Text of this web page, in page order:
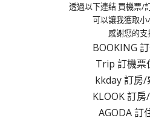
透過以下連結 買機票/
可以讓我獲取小
感謝您的支
BOOKING
Trip 訂機票
kkday 訂房/
KLOOK 訂房
AGODA 訂